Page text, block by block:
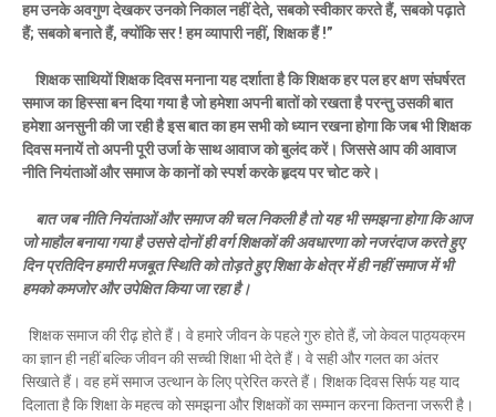
हम उनके अवगुण देखकर उनको निकाल नहीं देते, सबको स्वीकार करते हैं, सबको पढ़ाते
हैं; सबको बनाते हैं, क्योंकि सर ! हम व्यापारी नहीं, शिक्षक हैं !”
शिक्षक साथियों शिक्षक दिवस मनाना यह दर्शाता है कि शिक्षक हर पल हर क्षण संघर्षरत
समाज का हिस्सा बन दिया गया है जो हमेशा अपनी बातों को रखता है परन्तु उसकी बात
हमेशा अनसुनी की जा रही है इस बात का हम सभी को ध्यान रखना होगा कि जब भी शिक्षक
दिवस मनायें तो अपनी पूरी उर्जा के साथ आवाज को बुलंद करें। जिससे आप की आवाज
नीति नियंताओं और समाज के कानों को स्पर्श करके हृदय पर चोट करे।
बात जब नीति नियंताओं और समाज की चल निकली है तो यह भी समझना होगा कि आज
जो माहौल बनाया गया है उससे दोनों ही वर्ग शिक्षकों की अवधारणा को नजरंदाज करते हुए
दिन प्रतिदिन हमारी मजबूत स्थिति को तोड़ते हुए शिक्षा के क्षेत्र में ही नहीं समाज में भी
हमको कमजोर और उपेक्षित किया जा रहा है।
शिक्षक समाज की रीढ़ होते हैं। वे हमारे जीवन के पहले गुरु होते हैं, जो केवल पाठ्यक्रम
का ज्ञान ही नहीं बल्कि जीवन की सच्ची शिक्षा भी देते हैं। वे सही और गलत का अंतर
सिखाते हैं। वह हमें समाज उत्थान के लिए प्रेरित करते हैं। शिक्षक दिवस सिर्फ यह याद
दिलाता है कि शिक्षा के महत्व को समझना और शिक्षकों का सम्मान करना कितना जरूरी है।